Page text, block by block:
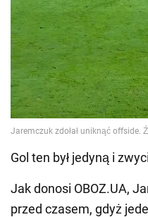
Gol ten był jedyną i
Jak donosi OBOZ.UA,
przed czasem, gdyż